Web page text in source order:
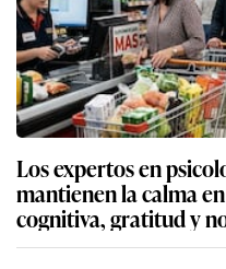
Los expertos en
mantienen la calma
cognitiva, gratitud y